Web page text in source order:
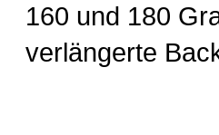
160 und 180
verlängerte